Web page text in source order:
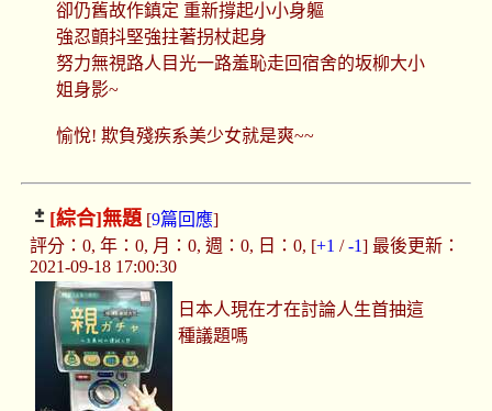
卻仍舊故作鎮定 重新撐起小小身軀
強忍顫抖堅強拄著拐杖起身
努力無視路人目光一路羞恥走回宿舍的坂柳大小
姐身影~
愉悅! 欺負殘疾系美少女就是爽~~
[綜合]無題[9篇回應]
評分：0, 年：0, 月：0, 週：0, 日：0, [+1 /-1] 最後更新：
2021-09-18 17:00:30
日本人現在才在討論人生首抽這
種議題嗎